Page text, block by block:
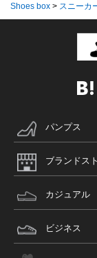
Shoes box > スニーカ
パンプス
ブランドス
カジュアル
ビジネス